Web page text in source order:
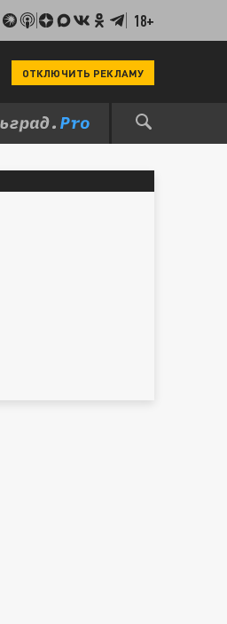
18+
ОТКЛЮЧИТЬ РЕКЛАМУ